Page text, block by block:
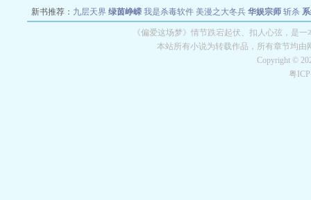
新书推荐： 九层天界 绿茵峥嵘 我是杀毒软件 美漫之大冬兵 华娱宗师 斩杀
教练万岁 都市全能巨星 绝对交易 全职武神 位面复
《偏爱这场梦》情节跌宕起伏、扣人心弦，是
本站所有小说为转载作品，所有章节均
Copyright ©
粤